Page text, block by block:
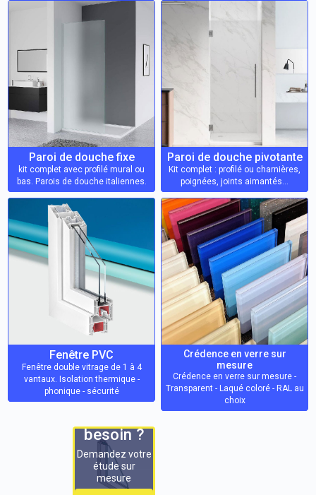
Paroi de douche fixe
kit complet avec profilé mural ou
bas. Parois de douche italiennes.
Paroi de douche pivotante
Kit complet : profilé ou charnières,
poignées, joints aimantés…
Fenêtre PVC
Fenêtre double vitrage de 1 à 4
vantaux. Isolation thermique -
phonique - sécurité
Crédence en verre sur
mesure
Crédence en verre sur mesure -
Transparent - Laqué coloré - RAL au
choix
besoin ?
Demandez votre
étude sur
mesure